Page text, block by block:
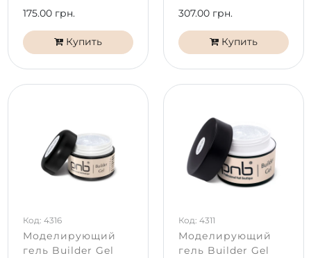
175.00 грн.
Купить
307.00 грн.
Купить
Код: 4316
Моделирующий
гель Builder Gel
Код: 4311
Моделирующий
гель Builder Gel